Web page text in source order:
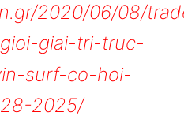
2020/06/08/
giai-tri-truc-
surf-co-hoi-
2025/